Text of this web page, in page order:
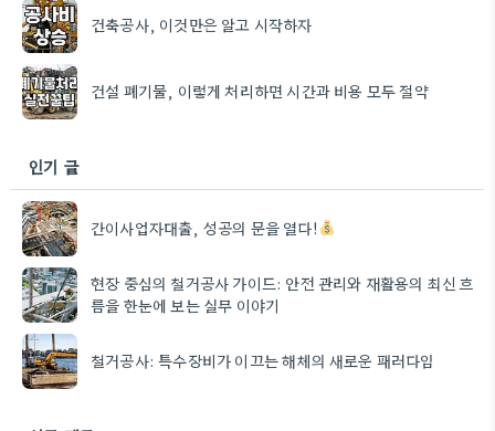
건축공사, 이것만은 알고 시작하자
건설 폐기물, 이렇게 처리하면 시간과 비용 모두 절약
인기 글
간이사업자대출, 성공의 문을 열다!
현장 중심의 철거공사 가이드: 안전 관리와 재활용의 최신 흐
름을 한눈에 보는 실무 이야기
철거공사: 특수장비가 이끄는 해체의 새로운 패러다임